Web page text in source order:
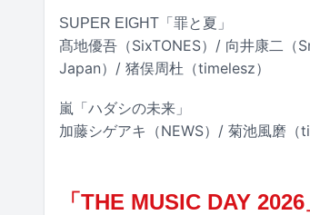
SUPER EIGHT「罪と夏」
髙地優吾（SixTONES）/ 向井康二（
Japan）/ 猪俣周杜（timelesz）
嵐「ハダシの未来」
加藤シゲアキ（NEWS）/ 菊池風磨（
「THE MUSIC DAY